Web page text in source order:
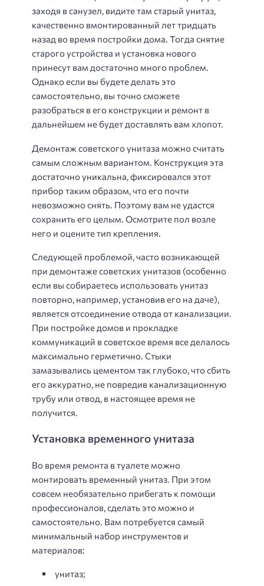
заходя в санузел, видите там старый унитаз,
качественно вмонтированный лет тридцать
назад во время постройки дома. Тогда снятие
старого устройства и установка нового
принесут вам достаточно много проблем.
Однако если вы будете делать это
самостоятельно, вы точно сможете
разобраться в его конструкции и ремонт в
дальнейшем не будет доставлять вам хлопот.
Демонтаж советского унитаза можно считать
самым сложным вариантом. Конструкция эта
достаточно уникальна, фиксировался этот
прибор таким образом, что его почти
невозможно снять. Поэтому вам не удастся
сохранить его целым. Осмотрите пол возле
него и оцените тип крепления.
Следующей проблемой, часто возникающей
при демонтаже советских унитазов (особенно
если вы собираетесь использовать унитаз
повторно, например, установив его на даче),
является отсоединение отвода от канализации.
При постройке домов и прокладке
коммуникаций в советское время все делалось
максимально герметично. Стыки
замазывались цементом так глубоко, что сбить
его аккуратно, не повредив канализационную
трубу или отвод, в настоящее время не
получится.
Установка временного унитаза
Во время ремонта в туалете можно
монтировать временный унитаз. При этом
совсем необязательно прибегать к помощи
профессионалов, сделать это можно и
самостоятельно. Вам потребуется самый
минимальный набор инструментов и
материалов:
унитаз;